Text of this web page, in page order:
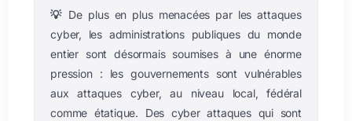
💡 De plus en plus menacées par les attaques
cyber, les administrations publiques du monde
entier sont désormais soumises à une énorme
pression : les gouvernements sont vulnérables
aux attaques cyber, au niveau local, fédéral
comme étatique. Des cyber attaques qui sont